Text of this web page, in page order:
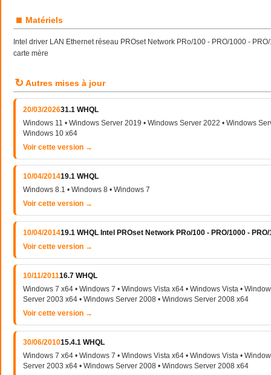
■ Matériels
Intel driver LAN Ethernet réseau PROset Network PRo/100 - PRO/1000 -
carte mère
↻ Autres mises à jour
20/03/202631.1 WHQL
Windows 11 • Windows Server 2019 • Windows Server 2022 • Windows
Windows 10 x64
Voir cette version →
10/04/201419.1 WHQL
Windows 8.1 • Windows 8 • Windows 7
Voir cette version →
10/04/201419.1 WHQL Intel PROset Network PRo/100 - PRO/1000 - PRO/
Voir cette version →
10/11/201116.7 WHQL
Windows 7 x64 • Windows 7 • Windows Vista x64 • Windows Vista •
Server 2003 x64 • Windows Server 2008 • Windows Server 2008 x64
Voir cette version →
30/06/201015.4.1 WHQL
Windows 7 x64 • Windows 7 • Windows Vista x64 • Windows Vista •
Server 2003 x64 • Windows Server 2008 • Windows Server 2008 x64